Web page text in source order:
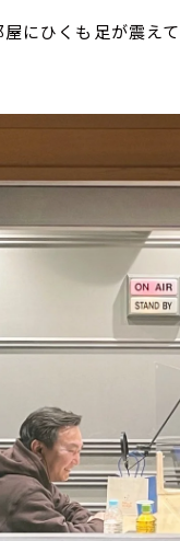
にひくも足が震え